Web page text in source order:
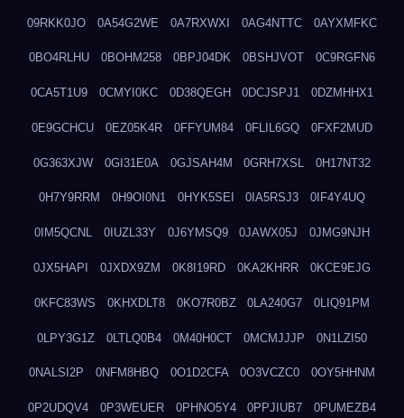
09RKK0JO 0A54G2WE 0A7RXWXI 0AG4NTTC 0AYXMFKC
0BO4RLHU 0BOHM258 0BPJ04DK 0BSHJVOT 0C9RGFN6
0CA5T1U9 0CMYI0KC 0D38QEGH 0DCJSPJ1 0DZMHHX1
0E9GCHCU 0EZ05K4R 0FFYUM84 0FLIL6GQ 0FXF2MUD
0G363XJW 0GI31E0A 0GJSAH4M 0GRH7XSL 0H17NT32
0H7Y9RRM 0H9OI0N1 0HYK5SEI 0IA5RSJ3 0IF4Y4UQ
0IM5QCNL 0IUZL33Y 0J6YMSQ9 0JAWX05J 0JMG9NJH
0JX5HAPI 0JXDX9ZM 0K8I19RD 0KA2KHRR 0KCE9EJG
0KFC83WS 0KHXDLT8 0KO7R0BZ 0LA240G7 0LIQ91PM
0LPY3G1Z 0LTLQ0B4 0M40H0CT 0MCMJJJP 0N1LZI50
0NALSI2P 0NFM8HBQ 0O1D2CFA 0O3VCZC0 0OY5HHNM
0P2UDQV4 0P3WEUER 0PHNO5Y4 0PPJIUB7 0PUMEZB4